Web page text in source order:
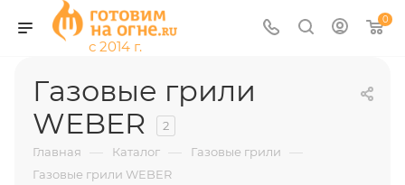
0
Газовые грили
WEBER
2
Главная
— Каталог — Газовые грили —
Газовые грили WEBER